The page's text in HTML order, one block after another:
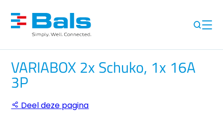
VARIABOX 2x Schuko, 1x 16A
3P
Deel deze pagina